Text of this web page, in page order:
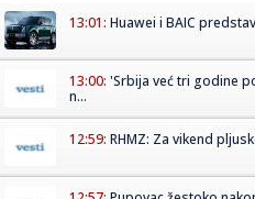
13:01: Huawei i BAIC
13:00: 'Srbija već tri godine
n...
12:59: RHMZ: Za vikend